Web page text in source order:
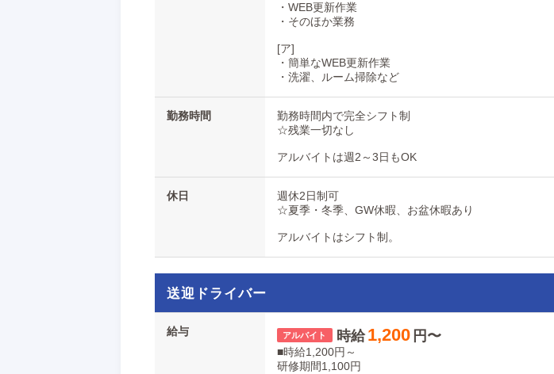
・WEB更新作業
・そのほか業務
[ア]
・簡単なWEB更新作業
・洗濯、ルーム掃除など
勤務時間
勤務時間内で完全シフト制
☆残業一切なし
アルバイトは週2～3日もOK
休日
週休2日制可
☆夏季・冬季、GW休暇、お盆休暇あり
アルバイトはシフト制。
送迎ドライバー
給与 時給 1,200 円〜
■時給1,200円～
研修期間1,100円